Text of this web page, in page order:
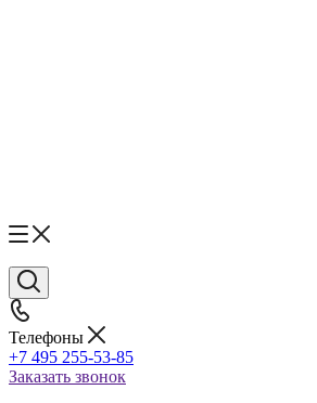
Телефоны
+7 495 255-53-85
Заказать звонок